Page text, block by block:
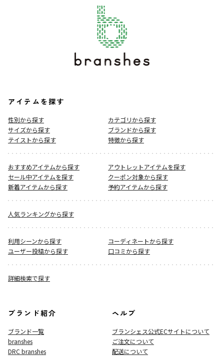
アイテムを探す
性別から探す
カテゴリから探す
サイズから探す
ブランドから探す
テイストから探す
特徴から探す
おすすめアイテムから探す
アウトレットアイテムを探す
セール中アイテムを探す
クーポン対象から探す
新着アイテムから探す
予約アイテムから探す
人気ランキングから探す
利用シーンから探す
コーディネートから探す
ユーザー投稿から探す
口コミから探す
詳細検索で探す
ブランド紹介
ブランド一覧
branshes
DRC branshes
ヘルプ
ブランシェス公式ECサイトについて
ご注文について
配送について